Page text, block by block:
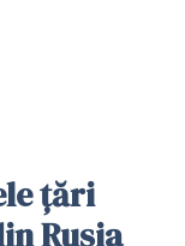
țări
Rusia